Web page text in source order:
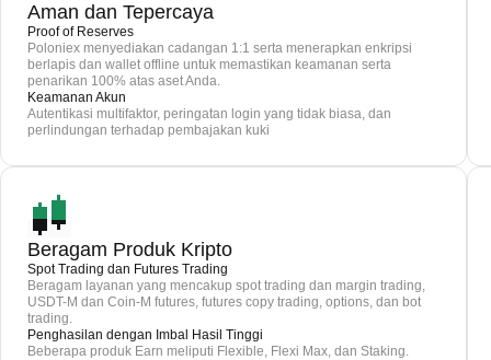
Aman dan Tepercaya
Proof of Reserves
Poloniex menyediakan cadangan 1:1 serta menerapkan enkripsi
berlapis dan wallet offline untuk memastikan keamanan serta
penarikan 100% atas aset Anda.
Keamanan Akun
Autentikasi multifaktor, peringatan login yang tidak biasa, dan
perlindungan terhadap pembajakan kuki
Beragam Produk Kripto
Spot Trading dan Futures Trading
Beragam layanan yang mencakup spot trading dan margin trading,
USDT-M dan Coin-M futures, futures copy trading, options, dan bot
trading.
Penghasilan dengan Imbal Hasil Tinggi
Beberapa produk Earn meliputi Flexible, Flexi Max, dan Staking.